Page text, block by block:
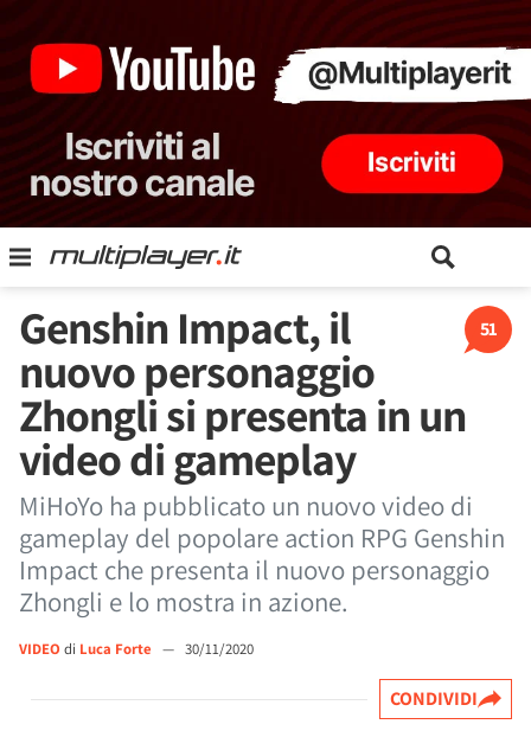
51
Genshin Impact, il
nuovo personaggio
Zhongli si presenta in un
video di gameplay
MiHoYo ha pubblicato un nuovo video di
gameplay del popolare action RPG Genshin
Impact che presenta il nuovo personaggio
Zhongli e lo mostra in azione.
VIDEO di Luca Forte — 30/11/2020
CONDIVIDI